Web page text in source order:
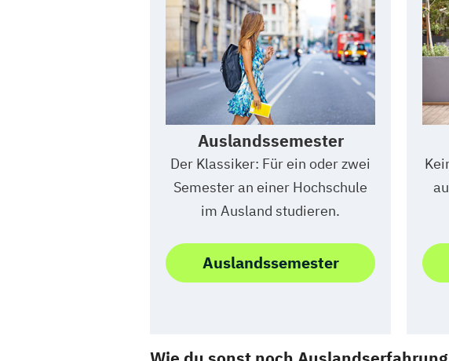
Auslandssemester
Der Klassiker: Für ein oder zwei
Semester an einer Hochschule
im Ausland studieren.
Auslandssemester